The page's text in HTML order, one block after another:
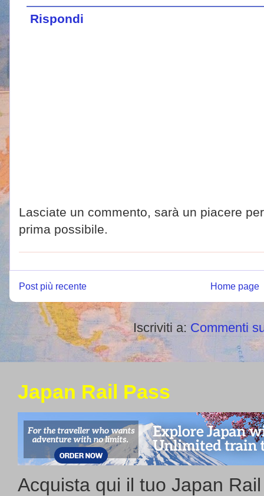
Rispondi
Lasciate un commento, sarà un piacere
prima possibile.
Post più recente Home page
Iscriviti a: Commenti
Japan Rail Pass
Acquista qui il tuo Japan